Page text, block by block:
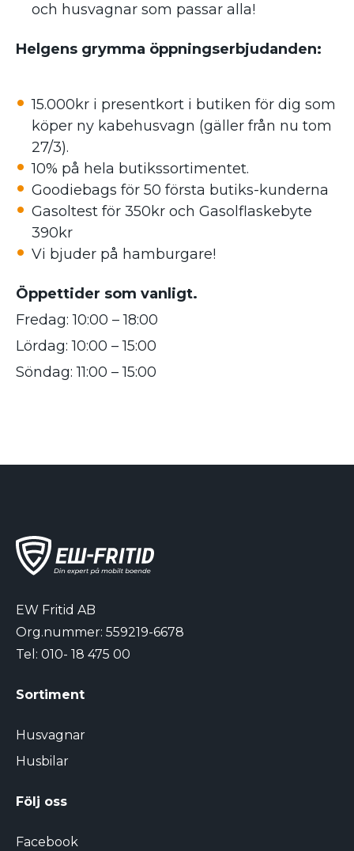
och husvagnar som passar alla!
Helgens grymma öppningserbjudanden:
15.000kr i presentkort i butiken för dig som
köper ny kabehusvagn (gäller från nu tom
27/3).
10% på hela butikssortimentet.
Goodiebags för 50 första butiks-kunderna
Gasoltest för 350kr och Gasolflaskebyte
390kr
Vi bjuder på hamburgare!
Öppettider som vanligt.
Fredag: 10:00 – 18:00
Lördag: 10:00 – 15:00
Söndag: 11:00 – 15:00
EW Fritid AB
Org.nummer: 559219-6678
Tel: 010- 18 475 00
Sortiment
Husvagnar
Husbilar
Följ oss
Facebook